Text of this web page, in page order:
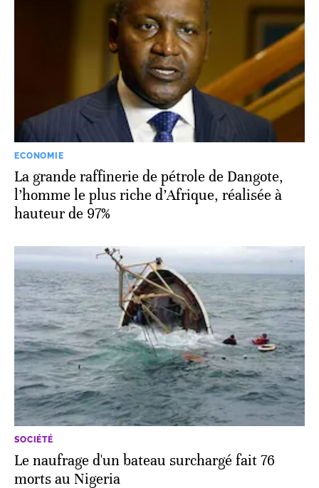
ECONOMIE
La grande raffinerie de pétrole de Dangote,
l’homme le plus riche d’Afrique, réalisée à
hauteur de 97%
SOCIÉTÉ
Le naufrage d'un bateau surchargé fait 76
morts au Nigeria